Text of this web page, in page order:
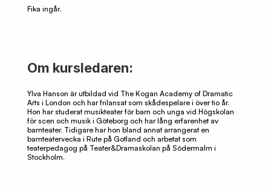
Fika ingår.
Om kursledaren:
Ylva Hanson är utbildad vid The Kogan Academy of Dramatic
Arts i London och har frilansat som skådespelare i över tio år.
Hon har studerat musikteater för barn och unga vid Högskolan
för scen och musik i Göteborg och har lång erfarenhet av
barnteater. Tidigare har hon bland annat arrangerat en
barnteatervecka i Rute på Gotland och arbetat som
teaterpedagog på Teater&Dramaskolan på Södermalm i
Stockholm.